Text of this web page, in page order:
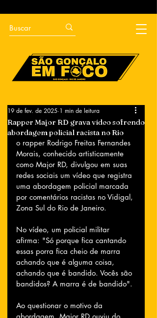
Rapper Major RD grava vídeo sofrendo
abordagem policial racista no Rio
19 de fev. de 2025 1 min de leitura
o rapper Rodrigo Freitas Fernandes
Morais, conhecido artisticamente
como Major RD, divulgou em suas
redes sociais um vídeo que registra
uma abordagem policial marcada
por comentários racistas no Vidigal,
Zona Sul do Rio de Janeiro.
No vídeo, um policial militar
afirma: "Só porque fica cantando
essas porra fica cheio de marra
achando que é alguma coisa,
achando que é bandido. Vocês são
bandidos? A marra é de bandido".
Ao questionar o motivo da